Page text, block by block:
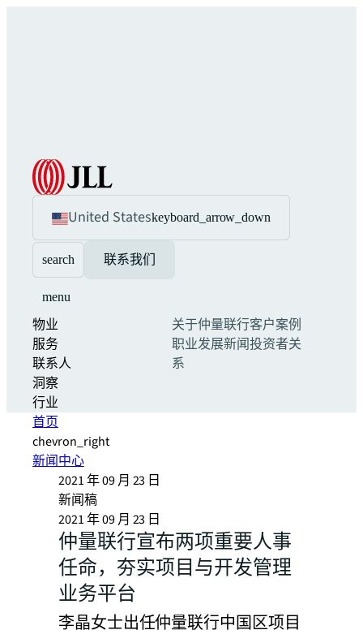
United Stateskeyboard_arrow_down
search 联系我们
menu
物业
服务
联系人
洞察
行业
关于仲量联行客户案例
职业发展新闻投资者关
系
首页
chevron_right
新闻中心
2021 年 09 月 23 日
新闻稿
2021 年 09 月 23 日
仲量联行宣布两项重要人事
任命，夯实项目与开发管理
业务平台
李晶女士出任仲量联行中国区项目